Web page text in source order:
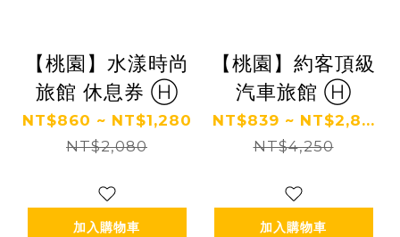
【桃園】水漾時尚
旅館 休息券 Ⓗ
NT$860 ~ NT$1,280
NT$2,080
加入購物車
【桃園】約客頂級
汽車旅館 Ⓗ
NT$839 ~ NT$2,8...
NT$4,250
加入購物車